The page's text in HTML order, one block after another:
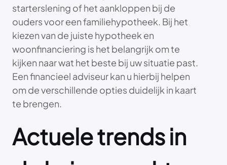
starterslening of het aankloppen bij de
ouders voor een familiehypotheek. Bij het
kiezen van de juiste hypotheek en
woonfinanciering is het belangrijk om te
kijken naar wat het beste bij uw situatie past.
Een financieel adviseur kan u hierbij helpen
om de verschillende opties duidelijk in kaart
te brengen.
Actuele trends in